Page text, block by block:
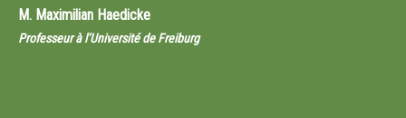
M. Maximilian Haedicke
Professeur à l’Université de Freiburg